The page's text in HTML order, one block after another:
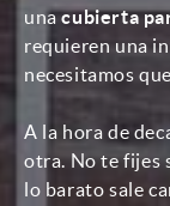
unacubierta
requieren una
necesitamos
A la hora de
otra. No te fijes
lo barato sale